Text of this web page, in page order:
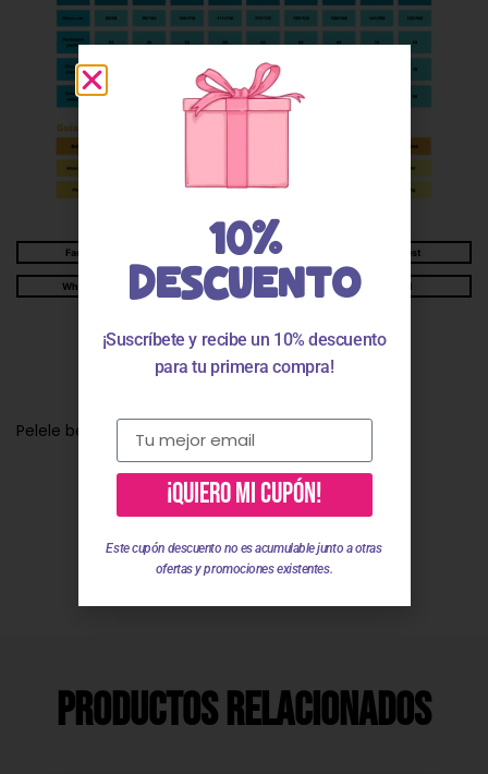
Facebook Twitter Pinterest
WhatsApp Telegram Email
Descripción
Pelele bebé niño popelín blanco y amarillo 111205
Valoraciones
Productos Relacionados
10%
DESCUENTO
¡Suscríbete y recibe un 10% descuento
para tu primera compra!
¡QUIERO MI CUPÓN!
Este cupón descuento no es acumulable junto a otras
ofertas y promociones existentes.